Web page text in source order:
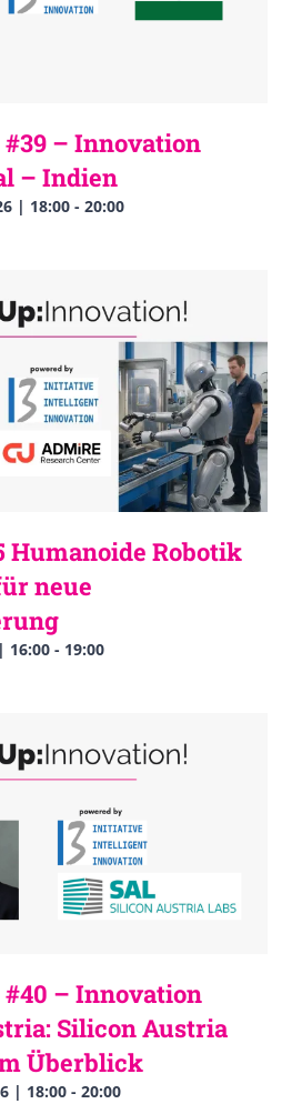
– Innovation
– Indien
| 18:00 - 20:00
Humanoide Robotik
neue
16:00 - 19:00
– Innovation
Silicon Austria
Überblick
| 18:00 - 20:00